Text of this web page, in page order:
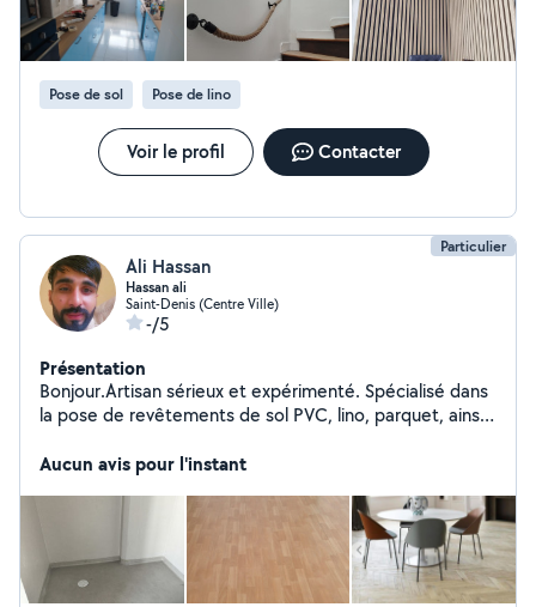
Pose de sol Pose de lino
Voir le profil Contacter
Particulier
Ali Hassan
Hassan ali
Saint-Denis (Centre Ville)
-/5
Présentation
Bonjour.Artisan sérieux et expérimenté. Spécialisé dans
la pose de revêtements de sol PVC, lino, parquet, ainsi
réalise également la pose de carrelage. Travail soigné,
Aucun avis pour l'instant